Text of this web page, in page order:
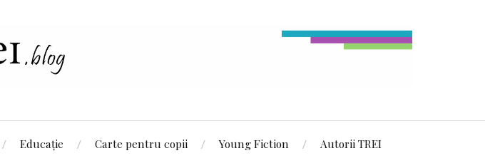
Educație Carte pentru copii Young Fiction Autorii TREI